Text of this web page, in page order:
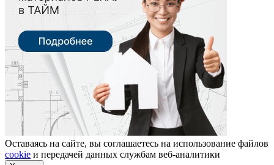
Оставаясь на сайте, вы соглашаетесь на использование файлов
cookie и передачей данных службам веб-аналитики